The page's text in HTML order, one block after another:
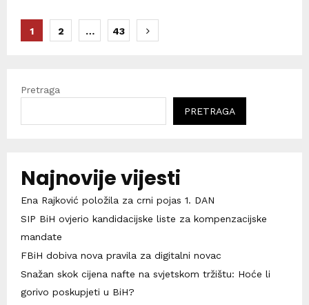
Brojevi
objava
1 2 … 43
Pretraga
PRETRAGA
Najnovije vijesti
Ena Rajković položila za crni pojas 1. DAN
SIP BiH ovjerio kandidacijske liste za kompenzacijske
mandate
FBiH dobiva nova pravila za digitalni novac
Snažan skok cijena nafte na svjetskom tržištu: Hoće li
gorivo poskupjeti u BiH?